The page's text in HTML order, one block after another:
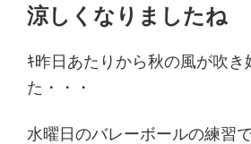
稿
日:
涼しくなりましたね
ｷ昨日あたりから秋の風が吹き
た・・・
水曜日のバレーボールの練習